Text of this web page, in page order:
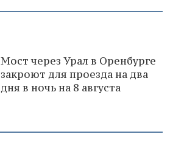
Мост через Урал в Оренбурге
закроют для проезда на два
дня в ночь на 8 августа